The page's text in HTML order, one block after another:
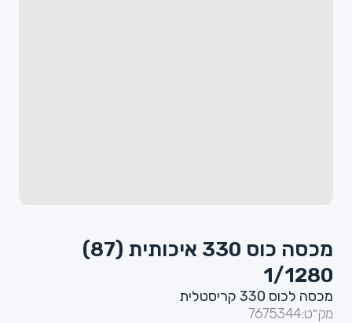
מכסה כוס 330 איכותית (87)
1/1280
מכסה לכוס 330 קריסטלית
מק״ט:7675344